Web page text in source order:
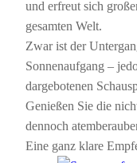
und erfreut sich
gesamten Welt.
Zwar ist der
Sonnenaufgang –
dargebotenen
Genießen Sie die
dennoch
Eine ganz klare